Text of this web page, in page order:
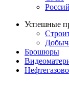
Успешные
Брошюры